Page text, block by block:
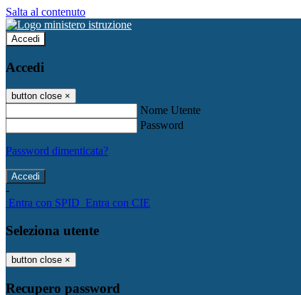
Salta al contenuto
Accedi
Accedi
button close ×
Nome Utente
Password
Password dimenticata?
-
Entra con SPID Entra con CIE
Seleziona utente
button close ×
Recupero password